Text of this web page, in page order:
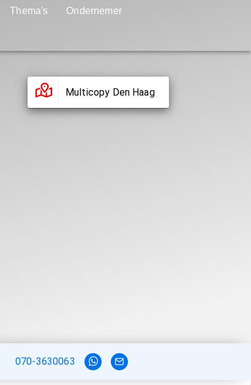
Thema's
Ondernemer
Multicopy Den Haag
070-3630063